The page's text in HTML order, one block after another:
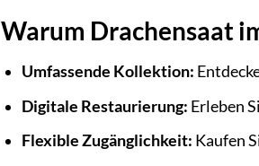
Warum Drachensaat
Umfassende Kollektion:
Digitale Restaurierung: Erleben
Flexible Zugänglichkeit: Kaufen